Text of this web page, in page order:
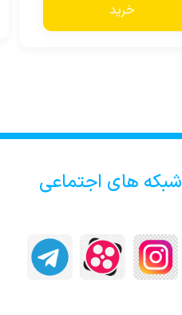
خرید
شبکه های اجتماعی